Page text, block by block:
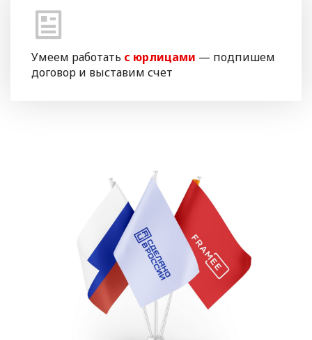
Умеем работать с юрлицами — подпишем
договор и выставим счет